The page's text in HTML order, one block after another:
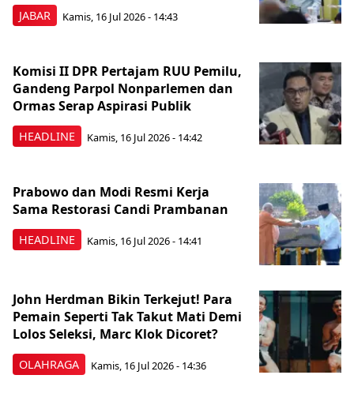
JABAR Kamis, 16 Jul 2026 - 14:43
HEADLINE
Komisi II DPR Pertajam RUU Pemilu,
Gandeng Parpol Nonparlemen dan
Ormas Serap Aspirasi Publik
Kamis, 16 Jul 2026 - 14:42
HEADLINE
Prabowo dan Modi Resmi Kerja
Sama Restorasi Candi Prambanan
Kamis, 16 Jul 2026 - 14:41
OLAHRAGA
John Herdman Bikin Terkejut! Para
Pemain Seperti Tak Takut Mati Demi
Lolos Seleksi, Marc Klok Dicoret?
Kamis, 16 Jul 2026 - 14:36